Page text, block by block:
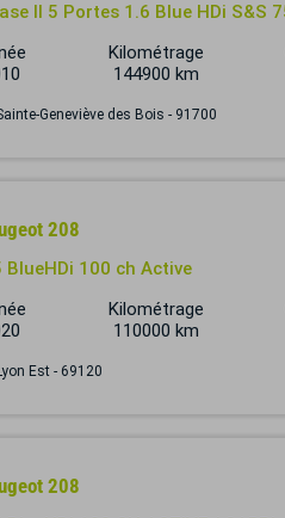
II 5 Portes 1.6 Blue HDi S&S
Kilométrage
144900 km
Geneviève des Bois - 91700
208
BlueHDi 100 ch Active
Kilométrage
110000 km
Est - 69120
208